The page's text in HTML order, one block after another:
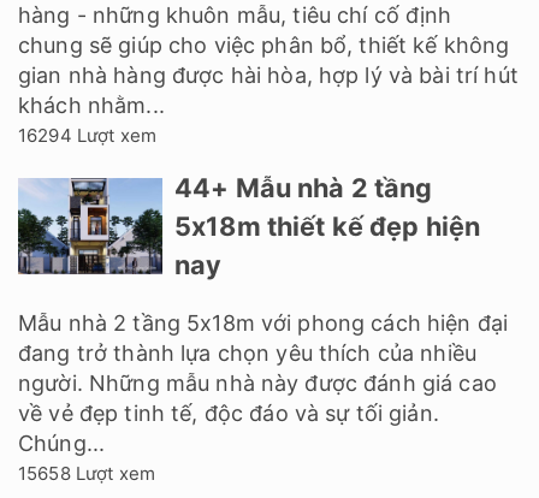
hàng - những khuôn mẫu, tiêu chí cố định
chung sẽ giúp cho việc phân bổ, thiết kế không
gian nhà hàng được hài hòa, hợp lý và bài trí hút
khách nhằm...
16294 Lượt xem
44+ Mẫu nhà 2 tầng
5x18m thiết kế đẹp hiện
nay
Mẫu nhà 2 tầng 5x18m với phong cách hiện đại
đang trở thành lựa chọn yêu thích của nhiều
người. Những mẫu nhà này được đánh giá cao
về vẻ đẹp tinh tế, độc đáo và sự tối giản.
Chúng...
15658 Lượt xem